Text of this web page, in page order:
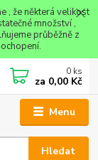
, že některá velikost
množství ,
průběžně z
Menu
Hledat
0 ks
za 0,00 Kč